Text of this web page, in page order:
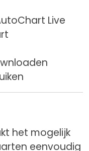
Live
het mogelijk
eenvoudig